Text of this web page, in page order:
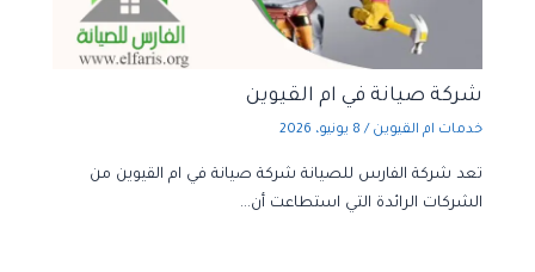
شركة صيانة في ام القيوين
خدمات ام القيوين / 8 يونيو، 2026
تعد شركة الفارس للصيانة شركة صيانة في ام القيوين من
الشركات الرائدة التي استطاعت أن…